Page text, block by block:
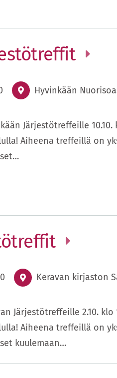
Hyvinkään
Järjestötreffeille 10.10.
Aiheena treffeillä on
Keravan kirjaston
Järjestötreffeille 2.10. klo
Aiheena treffeillä on
kuulemaan…